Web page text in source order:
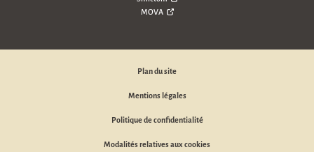
MOVA
Plan du site
Mentions légales
Politique de confidentialité
Modalités relatives aux cookies